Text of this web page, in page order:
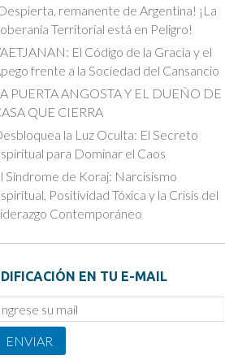
remanente de Argentina! ¡La
Territorial está en Peligro!
El Código de la Gracia y el
frente a la Sociedad del Cansancio
PUERTA ANGOSTA Y EL DUEÑO DE
QUE CIERRA
la Luz Oculta: El Secreto
para Dominar el Caos
Síndrome de Koraj: Narcisismo
Positividad Tóxica y la Crisis del
Contemporáneo
EN TU E-MAIL
Email
ENVIAR